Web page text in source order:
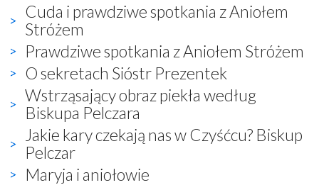
Cuda i prawdziwe spotkania z Aniołem
Stróżem
Prawdziwe spotkania z Aniołem Stróżem
O sekretach Sióstr Prezentek
Wstrząsający obraz piekła według
Biskupa Pelczara
Jakie kary czekają nas w Czyśćcu? Biskup
Pelczar
Maryja i aniołowie